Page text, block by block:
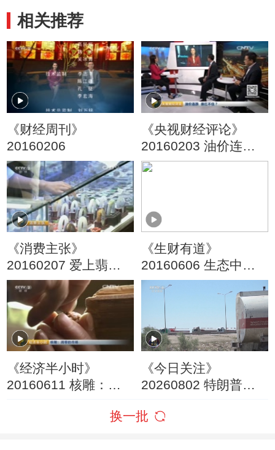
相关推荐
《财经周刊》
20160206
《央视财经评论》
20160203 油价连跌
谁扛不住？
《消费主张》
20160207 爱上翡翠
（二）
《生财有道》
20160606 生态中国
系列——纳林湖边生
态财
《经济半小时》
20160611 核雕：凋
《今日关注》
20260802 特朗普叫
朗称摧毁美军F-35战
换一批